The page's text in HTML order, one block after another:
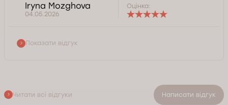
Iryna Mozghova
04.05.2026
Оцінка:
Показати відгук
Читати всі відгуки Написати відгук